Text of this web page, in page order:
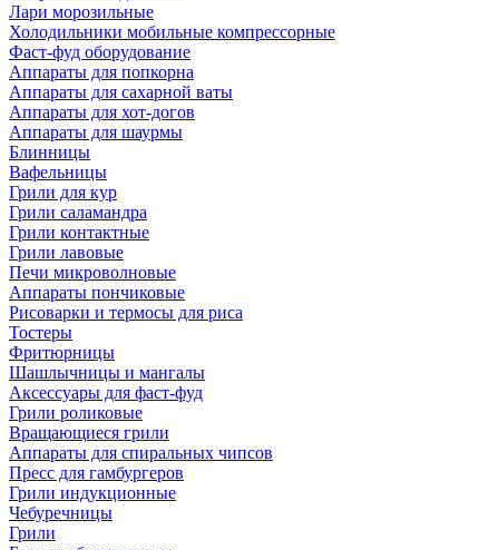
Лари морозильные
Холодильники мобильные компрессорные
Фаст-фуд оборудование
Аппараты для попкорна
Аппараты для сахарной ваты
Аппараты для хот-догов
Аппараты для шаурмы
Блинницы
Вафельницы
Грили для кур
Грили саламандра
Грили контактные
Грили лавовые
Печи микроволновые
Аппараты пончиковые
Рисоварки и термосы для риса
Тостеры
Фритюрницы
Шашлычницы и мангалы
Аксессуары для фаст-фуд
Грили роликовые
Вращающиеся грили
Аппараты для спиральных чипсов
Пресс для гамбургеров
Грили индукционные
Чебуречницы
Грили